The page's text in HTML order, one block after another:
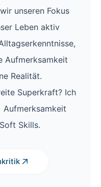
unseren Fokus
Leben aktiv
Aufmerksamkeit
Realität.
Superkraft? Ich
Skills.